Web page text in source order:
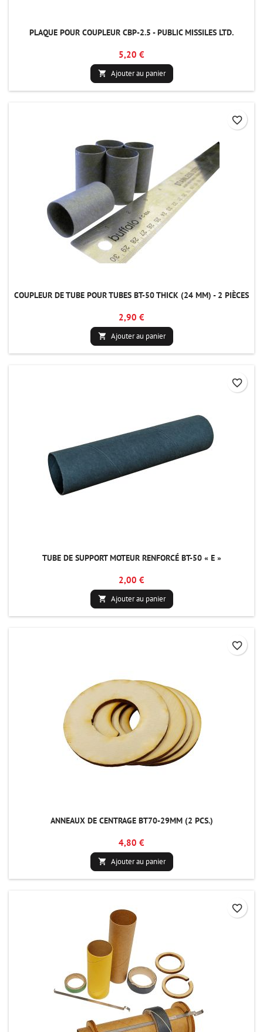
PLAQUE POUR COUPLEUR CBP-2.5 - PUBLIC MISSILES LTD.
5,20 €
 Ajouter au panier
COUPLEUR DE TUBE POUR TUBES BT-50 THICK (24 MM) - 2 PIÈCES
2,90 €
 Ajouter au panier
favorite_border
TUBE DE SUPPORT MOTEUR RENFORCÉ BT-50 « E »
2,00 €
 Ajouter au panier
favorite_border
ANNEAUX DE CENTRAGE BT70-29MM (2 PCS.)
4,80 €
 Ajouter au panier
favorite_border
favorite_border